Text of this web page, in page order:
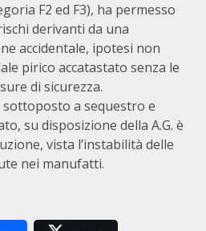
F2 ed F3), ha permesso
derivanti da una
accidentale, ipotesi non
pirico accatastato senza le
di sicurezza.
a sequestro e
su disposizione della A.G. è
vista l’instabilità delle
nei manufatti.